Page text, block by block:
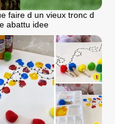
faire d un vieux tronc d
abattu idee